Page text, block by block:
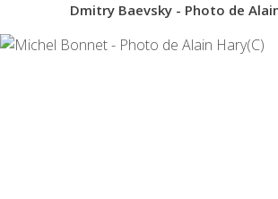
Dmitry Baevsky - Photo de